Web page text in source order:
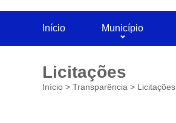
Início Município
Licitações
Início > Transparência > Licitações